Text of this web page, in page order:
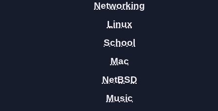
Networking
Linux
School
Mac
NetBSD
Music